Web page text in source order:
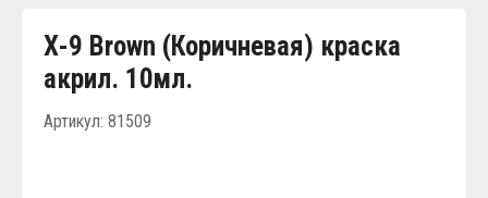
Х-9 Brown (Коричневая) краска
акрил. 10мл.
Артикул: 81509